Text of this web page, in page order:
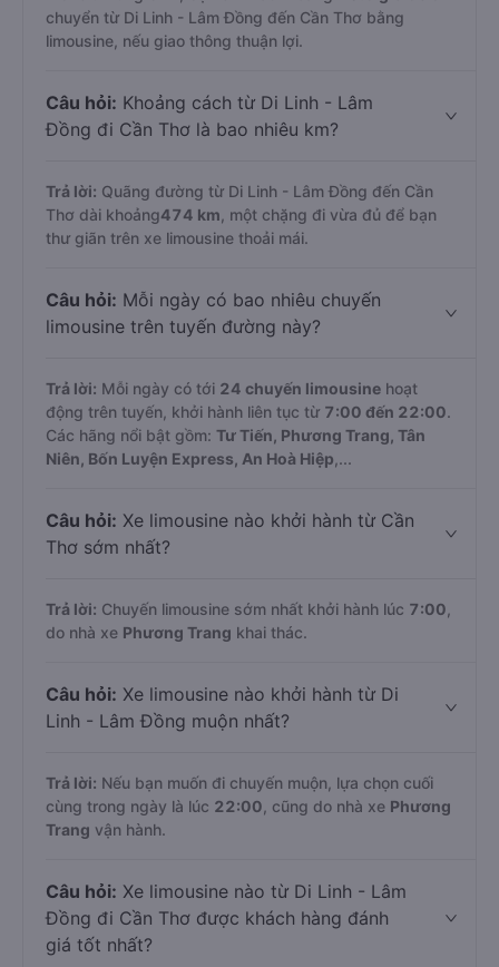
chuyển từ Di Linh - Lâm Đồng đến Cần Thơ bằng
limousine, nếu giao thông thuận lợi.
Câu hỏi: Khoảng cách từ Di Linh - Lâm
Đồng đi Cần Thơ là bao nhiêu km?
Trả lời: Quãng đường từ Di Linh - Lâm Đồng đến Cần
Thơ dài khoảng474 km , một chặng đi vừa đủ để bạn
thư giãn trên xe limousine thoải mái.
Câu hỏi: Mỗi ngày có bao nhiêu chuyến
limousine trên tuyến đường này?
Trả lời: Mỗi ngày có tới 24 chuyến limousine hoạt
động trên tuyến, khởi hành liên tục từ 7:00 đến 22:00.
Các hãng nổi bật gồm: Tư Tiến, Phương Trang, Tân
Niên, Bốn Luyện Express, An Hoà Hiệp ,...
Câu hỏi: Xe limousine nào khởi hành từ Cần
Thơ sớm nhất?
Trả lời: Chuyến limousine sớm nhất khởi hành lúc 7:00
do nhà xe Phương Trang khai thác.
Câu hỏi: Xe limousine nào khởi hành từ Di
Linh - Lâm Đồng muộn nhất?
Trả lời: Nếu bạn muốn đi chuyến muộn, lựa chọn cuối
cùng trong ngày là lúc 22:00 , cũng do nhà xe Phương
Trang vận hành.
Câu hỏi: Xe limousine nào từ Di Linh - Lâm
Đồng đi Cần Thơ được khách hàng đánh
giá tốt nhất?